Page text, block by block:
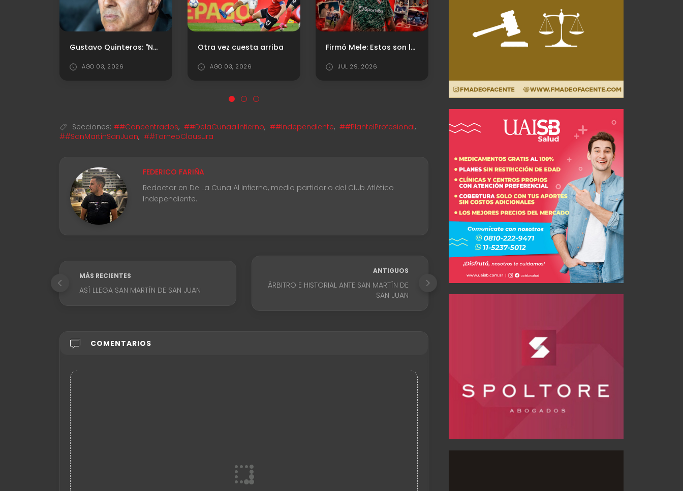
Gustavo Quinteros: "No salió el partido que preparamos, no tuvimos elaboración"
AGO 03, 2026
Otra vez cuesta arriba
AGO 03, 2026
Firmó Mele: Estos son los arqueros uruguayos que dejaron una huella en Independiente
JUL 29, 2026
Secciones: ##Concentrados, ##DelaCunaalInfierno, ##Independiente, ##PlantelProfesional,
##SanMartinSanJuan, ##TorneoClausura
FEDERICO FARIÑA
Redactor en De La Cuna Al Infierno, medio partidario del Club Atlético
Independiente.
MÁS RECIENTES
ASÍ LLEGA SAN MARTÍN DE SAN JUAN
ANTIGUOS
ÁRBITRO E HISTORIAL ANTE SAN MARTÍN DE
SAN JUAN
COMENTARIOS